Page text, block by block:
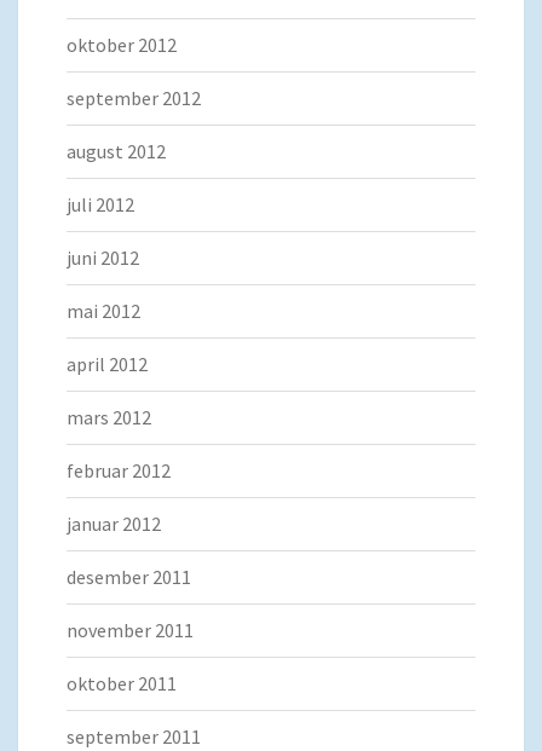
oktober 2012
september 2012
august 2012
juli 2012
juni 2012
mai 2012
april 2012
mars 2012
februar 2012
januar 2012
desember 2011
november 2011
oktober 2011
september 2011